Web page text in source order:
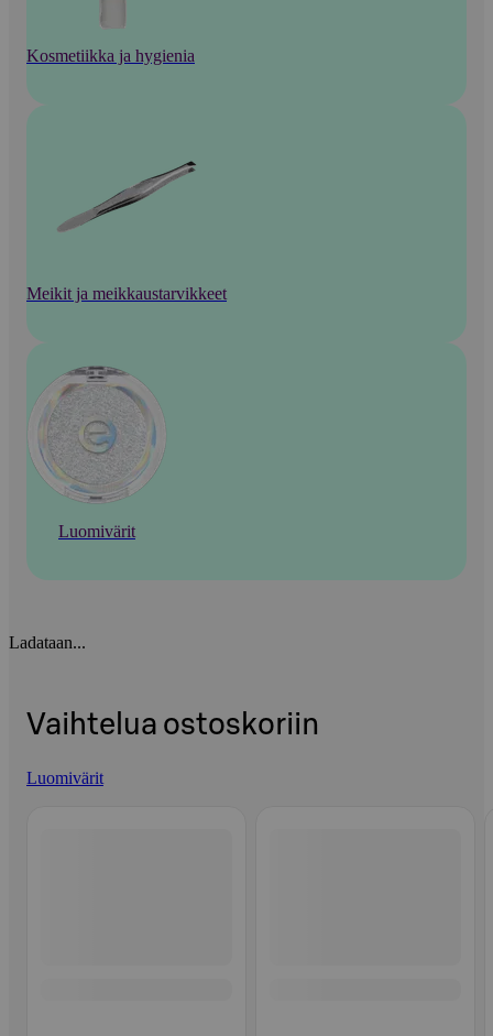
Kosmetiikka ja hygienia
Meikit ja meikkaustarvikkeet
Luomivärit
Ladataan...
Vaihtelua ostoskoriin
Luomivärit